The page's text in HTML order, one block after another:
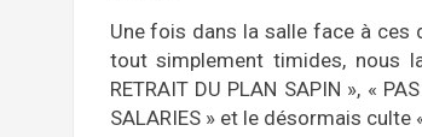
Une fois dans la salle face à ces
tout simplement timides, nous
RETRAIT DU PLAN SAPIN », «
SALARIES » et le désormais culte